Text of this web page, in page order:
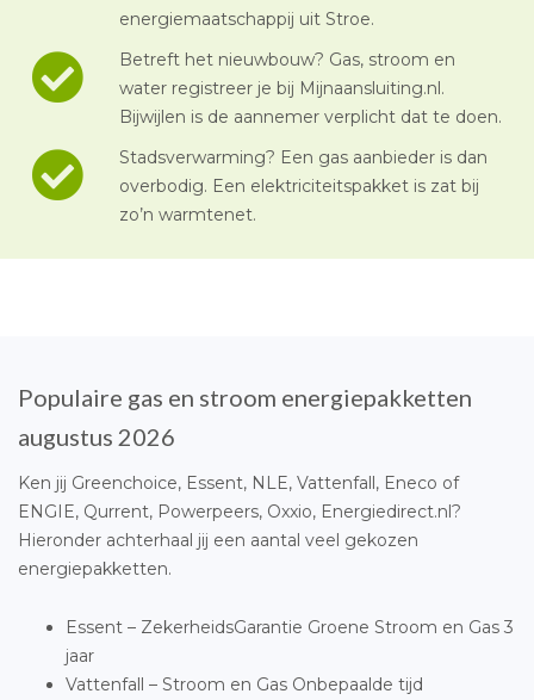
energiemaatschappij uit Stroe.
Betreft het nieuwbouw? Gas, stroom en
water registreer je bij Mijnaansluiting.nl.
Bijwijlen is de aannemer verplicht dat te doen.
Stadsverwarming? Een gas aanbieder is dan
overbodig. Een elektriciteitspakket is zat bij
zo’n warmtenet.
Populaire gas en stroom energiepakketten
augustus 2026
Ken jij Greenchoice, Essent, NLE, Vattenfall, Eneco of
ENGIE, Qurrent, Powerpeers, Oxxio, Energiedirect.nl?
Hieronder achterhaal jij een aantal veel gekozen
energiepakketten.
Essent – ZekerheidsGarantie Groene Stroom en Gas 3
jaar
Vattenfall – Stroom en Gas Onbepaalde tijd